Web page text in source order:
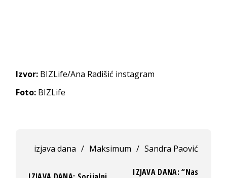
Izvor: BIZLife/Ana Radišić instagram
Foto: BIZLife
izjava dana / Maksimum / Sandra Paović
IZJAVA DANA: “Nas